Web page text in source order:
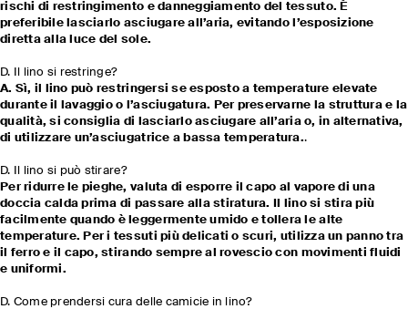
rischi di restringimento e danneggiamento del tessuto. È
preferibile lasciarlo asciugare all’aria, evitando l’esposizione
diretta alla luce del sole.
D. Il lino si restringe?
A. Sì, il lino può restringersi se esposto a temperature elevate
durante il lavaggio o l’asciugatura. Per preservarne la struttura e la
qualità, si consiglia di lasciarlo asciugare all’aria o, in alternativa,
di utilizzare un’asciugatrice a bassa temperatura..
D. Il lino si può stirare?
Per ridurre le pieghe, valuta di esporre il capo al vapore di una
doccia calda prima di passare alla stiratura. Il lino si stira più
facilmente quando è leggermente umido e tollera le alte
temperature. Per i tessuti più delicati o scuri, utilizza un panno tra
il ferro e il capo, stirando sempre al rovescio con movimenti fluidi
e uniformi.
D. Come prendersi cura delle camicie in lino?